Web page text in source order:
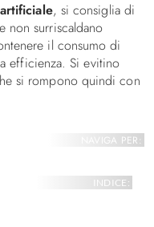
, si consiglia di
non surriscaldano
il consumo di
efficienza. Si evitino
si rompono quindi con
NAVIGA PER:
INDICE: